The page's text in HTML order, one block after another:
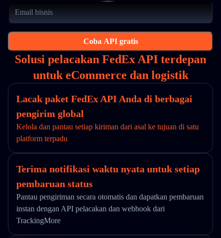
Coba API gratis
Solusi pelacakan FedEx API terdepan
untuk eCommerce dan logistik
Lacak paket FedEx API Anda di berbagai
pengirim global
Kelola dan pantau setiap kiriman dari asal ke tujuan di satu
platform terpadu
Terima notifikasi waktu nyata untuk setiap
pembaruan status
Pantau pengiriman secara otomatis dan dapatkan pembaruan
instan dengan API pelacakan dan webhook dari
TrackingMore